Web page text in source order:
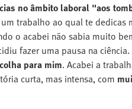
no âmbito laboral "aos
trabalho ao qual te dedicas
o acabei não sabia muito
fazer uma pausa na
para mim. Acabei a
curta, mas intensa, com